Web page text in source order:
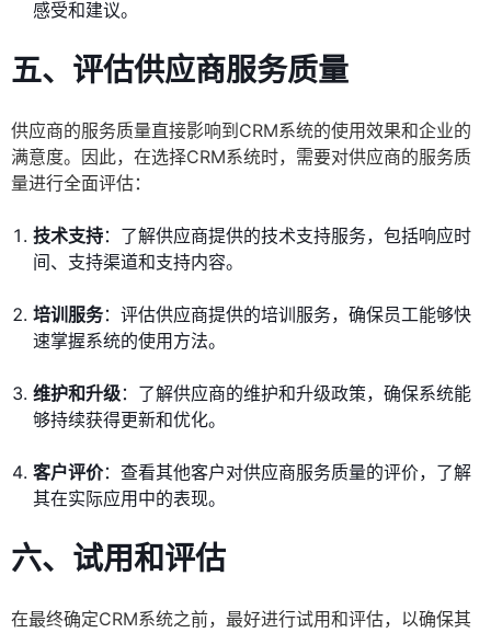
感受和建议。
五、评估供应商服务质量
供应商的服务质量直接影响到CRM系统的使用效果和企业的
满意度。因此，在选择CRM系统时，需要对供应商的服务质
量进行全面评估：
技术支持：了解供应商提供的技术支持服务，包括响应时
间、支持渠道和支持内容。
培训服务：评估供应商提供的培训服务，确保员工能够快
速掌握系统的使用方法。
维护和升级：了解供应商的维护和升级政策，确保系统能
够持续获得更新和优化。
客户评价：查看其他客户对供应商服务质量的评价，了解
其在实际应用中的表现。
六、试用和评估
在最终确定CRM系统之前，最好进行试用和评估，以确保其